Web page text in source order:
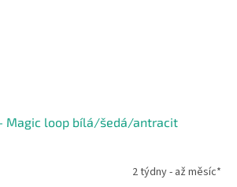
Magic loop bílá/šedá/antracit
2 týdny - až měsíc*